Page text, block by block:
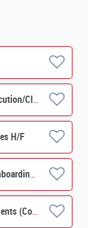
CDD - Client Services Officer – Fund Execution/Client Services H/F
H/F
CDD - Business Coordination Officer - Onboarding Securities Financing H/F
Senior Client Operations Officer, Entitlements (Corporate Actions) - Custody Services M/F